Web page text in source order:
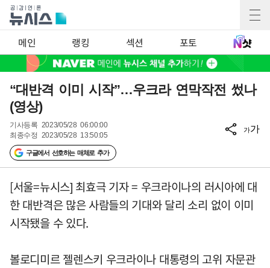
메인 랭킹 섹션 포토
“대반격 이미 시작”…우크라 연막작전 썼나
(영상)
기사등록 2023/05/28 06:00:00
최종수정 2023/05/28 13:50:05
구글에서 선호하는 매체로 추가
가가
[서울=뉴시스] 최효극 기자 = 우크라이나의 러시아에 대
한 대반격은 많은 사람들의 기대와 달리 소리 없이 이미
시작됐을 수 있다.
볼로디미르 젤렌스키 우크라이나 대통령의 고위 자문관